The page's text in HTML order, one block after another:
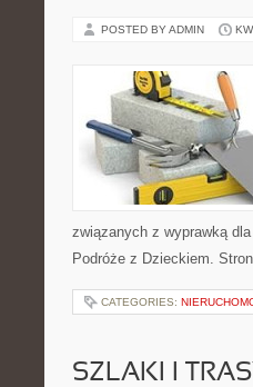
POSTED BY ADMIN
związanych z wyprawką
Podróże z Dzieckiem.
CATEGORIES:
SZLAKI I